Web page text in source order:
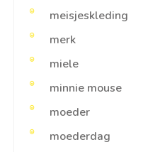
meisjeskleding
merk
miele
minnie mouse
moeder
moederdag